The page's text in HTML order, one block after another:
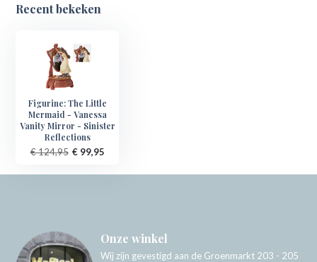
Recent bekeken
Figurine: The Little
Mermaid - Vanessa
Vanity Mirror - Sinister
Reflections
€ 124,95 € 99,95
Onze winkel
Wij zijn gevestigd aan de Groenmarkt 203 - 205